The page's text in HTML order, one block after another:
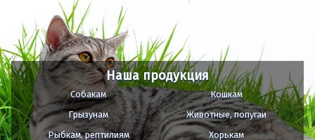
Наша продукция
Собакам
Кошкам
Грызунам
Животные, попугаи
Рыбкам, рептилиям
Хорькам